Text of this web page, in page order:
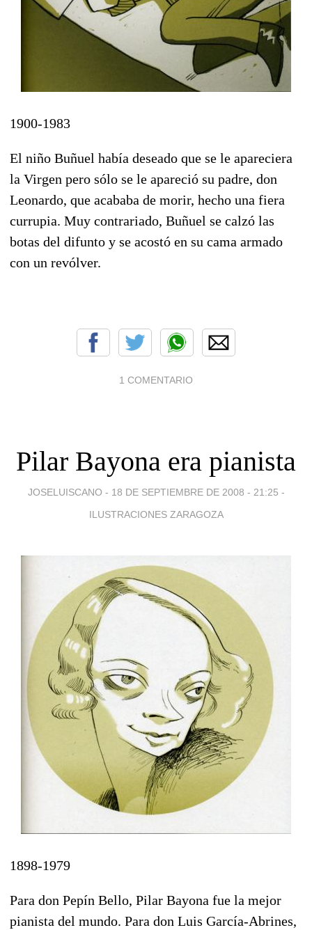
1900-1983
El niño Buñuel había deseado que se le apareciera
la Virgen pero sólo se le apareció su padre, don
Leonardo, que acababa de morir, hecho una fiera
currupia. Muy contrariado, Buñuel se calzó las
botas del difunto y se acostó en su cama armado
con un revólver.
1 COMENTARIO
Pilar Bayona era pianista
JOSELUISCANO - 18 DE SEPTIEMBRE DE 2008 - 21:25 -
ILUSTRACIONES ZARAGOZA
1898-1979
Para don Pepín Bello, Pilar Bayona fue la mejor
pianista del mundo. Para don Luis García-Abrines,